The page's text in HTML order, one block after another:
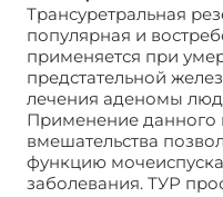
Трансуретральная
популярная и
применяется при
предстательной
лечения аденомы
Применение данного
вмешательства
функцию
заболевания. ТУР